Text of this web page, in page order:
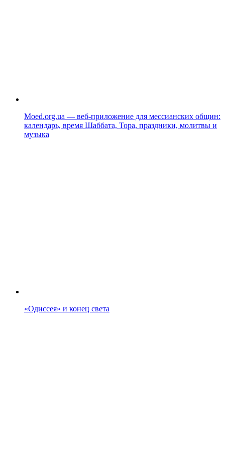
Moed.org.ua — веб-приложение для мессианских общин:
календарь, время Шаббата, Тора, праздники, молитвы и
музыка
«Одиссея» и конец света